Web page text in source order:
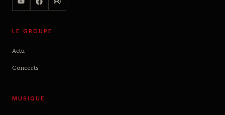
LE GROUPE
Actu
Concerts
MUSIQUE